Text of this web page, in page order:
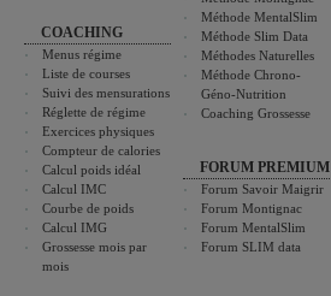
COACHING
Menus régime
Liste de courses
Suivi des mensurations
Réglette de régime
Exercices physiques
Compteur de calories
Calcul poids idéal
Calcul IMC
Courbe de poids
Calcul IMG
Grossesse mois par
mois
Méthode MentalSlim
Méthode Slim Data
Méthodes Naturelles
Méthode Chrono-
Géno-Nutrition
Coaching Grossesse
FORUM PREMIUM
Forum Savoir Maigrir
Forum Montignac
Forum MentalSlim
Forum SLIM data